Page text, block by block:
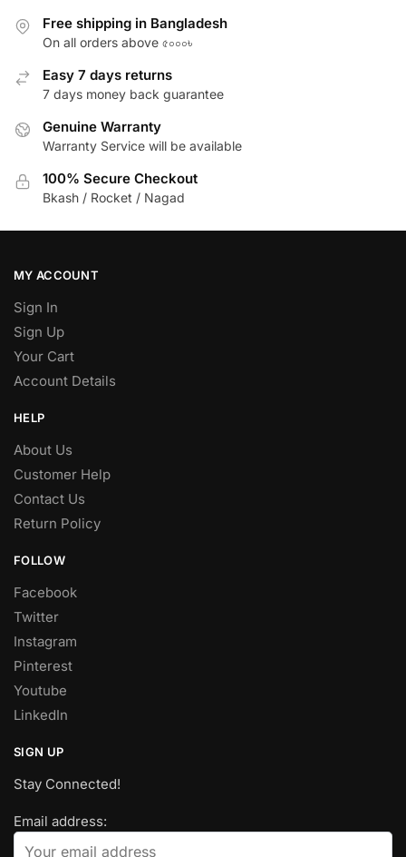
Free shipping in Bangladesh
On all orders above ৫০০০৳
Easy 7 days returns
7 days money back guarantee
Genuine Warranty
Warranty Service will be available
100% Secure Checkout
Bkash / Rocket / Nagad
MY ACCOUNT
Sign In
Sign Up
Your Cart
Account Details
HELP
About Us
Customer Help
Contact Us
Return Policy
FOLLOW
Facebook
Twitter
Instagram
Pinterest
Youtube
LinkedIn
SIGN UP
Stay Connected!
Email address: